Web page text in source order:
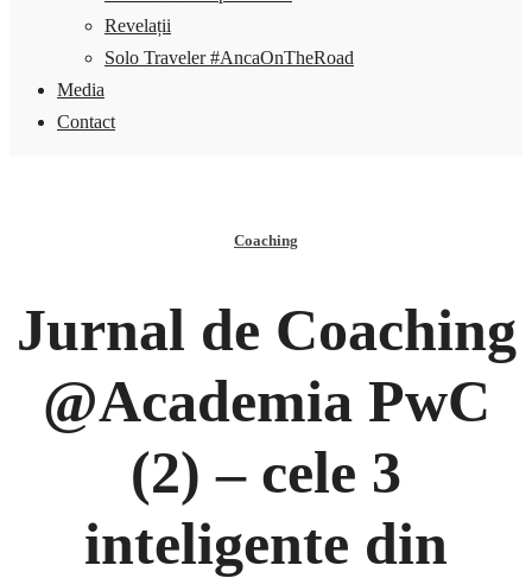
Revelații
Solo Traveler #AncaOnTheRoad
Media
Contact
Coaching
Jurnal de Coaching
@Academia PwC
(2) – cele 3
inteligente din